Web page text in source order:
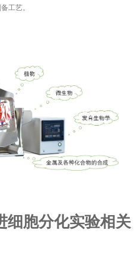
工艺。
细胞分化实验相关